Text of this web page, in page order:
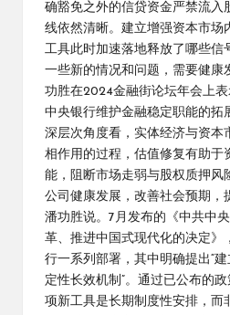
确豁免之外的信贷资金严禁流入
线依然清晰。建立增强资本市场
工具此时加速落地释放了哪些
一些新的情况和问题，需要健康
功胜在2024金融街论坛年会上
中央银行维护金融稳定职能的拓
深层次角度看，实体经济与资本
相作用的过程，估值修复有助于
能，阻断市场走弱与股权质押风
公司健康发展，改善社会预期，
潘功胜说。7月发布的《中共中
革、推进中国式现代化的决定》
行一系列部署，其中明确提出“
定性长效机制”。通过已公布的
项新工具是长期制度性安排，而